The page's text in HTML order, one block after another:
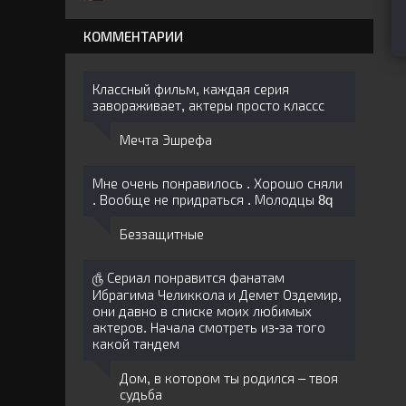
КОММЕНТАРИИ
Классный фильм, каждая серия
завораживает, актеры просто классс
Мечта Эшрефа
Мне очень понравилось . Хорошо сняли
. Вообще не придраться . Молодцы 8q
Беззащитные
௹ Сериал понравится фанатам
Ибрагима Челиккола и Демет Оздемир,
они давно в списке моих любимых
актеров. Начала смотреть из-за того
какой тандем
Дом, в котором ты родился – твоя
судьба